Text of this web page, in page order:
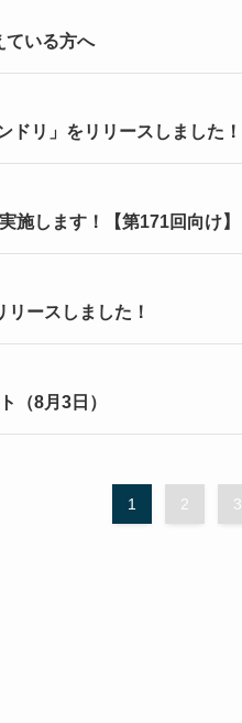
ている方へ
ドリ」をリリースしました！
施します！【第171回向け】
ースしました！
（8月3日）
1 2 3